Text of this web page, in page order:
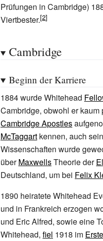
Prüfungen in Cambridge)
Viertbester.
Cambridge
Beginn der Karriere
1884 wurde Whitehead
Cambridge, obwohl er
Cambridge Apostles
McTaggart kennen, auch
Wissenschaften wurde
überMaxwellsTheorie der
Deutschland, um bei Felix
1890 heiratete Whitehead
und in Frankreich erzogen
und Eric Alfred, sowie eine
Whitehead, fiel 1918 im